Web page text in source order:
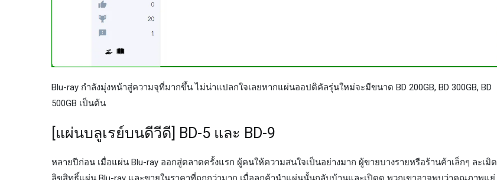
Blu-ray กำลังมุ่งหน้าสู่ความจุที่มากขึ้น ไม่น่าแปลกใจเลยหากแผ่นออปติคัลรุ่นใหม่จะมีขนาด BD 200GB, BD 300GB, BD
500GB เป็นต้น
[แผ่นบลูเรย์บนดีวีดี] BD-5 และ BD-9
หลายปีก่อน เมื่อแผ่น Blu-ray ออกสู่ตลาดครั้งแรก ผู้คนให้ความสนใจเป็นอย่างมาก ผู้ขายบางรายหรือร้านค้าเล็กๆ ละเมิด